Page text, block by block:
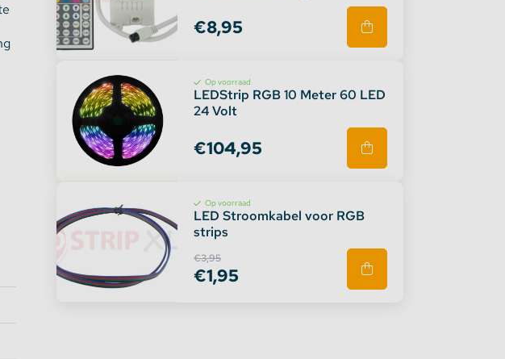
€8,95
Op voorraad
LEDStrip RGB 10 Meter 60 LED
24 Volt
€104,95
Op voorraad
LED Stroomkabel voor RGB
strips
€3,95
€1,95